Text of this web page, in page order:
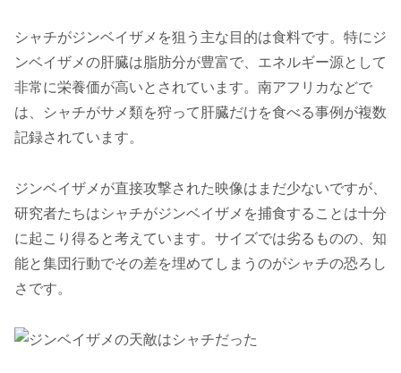
シャチがジンベイザメを狙う主な目的は食料です。特にジ
ンベイザメの肝臓は脂肪分が豊富で、エネルギー源として
非常に栄養価が高いとされています。南アフリカなどで
は、シャチがサメ類を狩って肝臓だけを食べる事例が複数
記録されています。
ジンベイザメが直接攻撃された映像はまだ少ないですが、
研究者たちはシャチがジンベイザメを捕食することは十分
に起こり得ると考えています。サイズでは劣るものの、知
能と集団行動でその差を埋めてしまうのがシャチの恐ろし
さです。